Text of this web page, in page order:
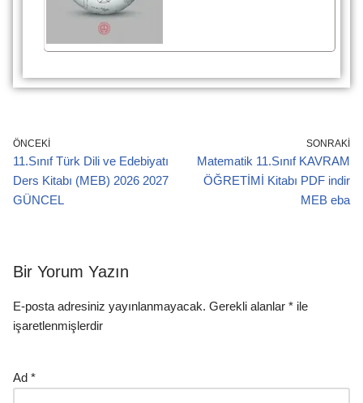
ÖNCEKI
11.Sınıf Türk Dili ve Edebiyatı
Ders Kitabı (MEB) 2026 2027
GÜNCEL
SONRAKI
Matematik 11.Sınıf KAVRAM
ÖĞRETİMİ Kitabı PDF indir
MEB eba
Bir Yorum Yazın
E-posta adresiniz yayınlanmayacak. Gerekli alanlar * ile
işaretlenmişlerdir
Ad *